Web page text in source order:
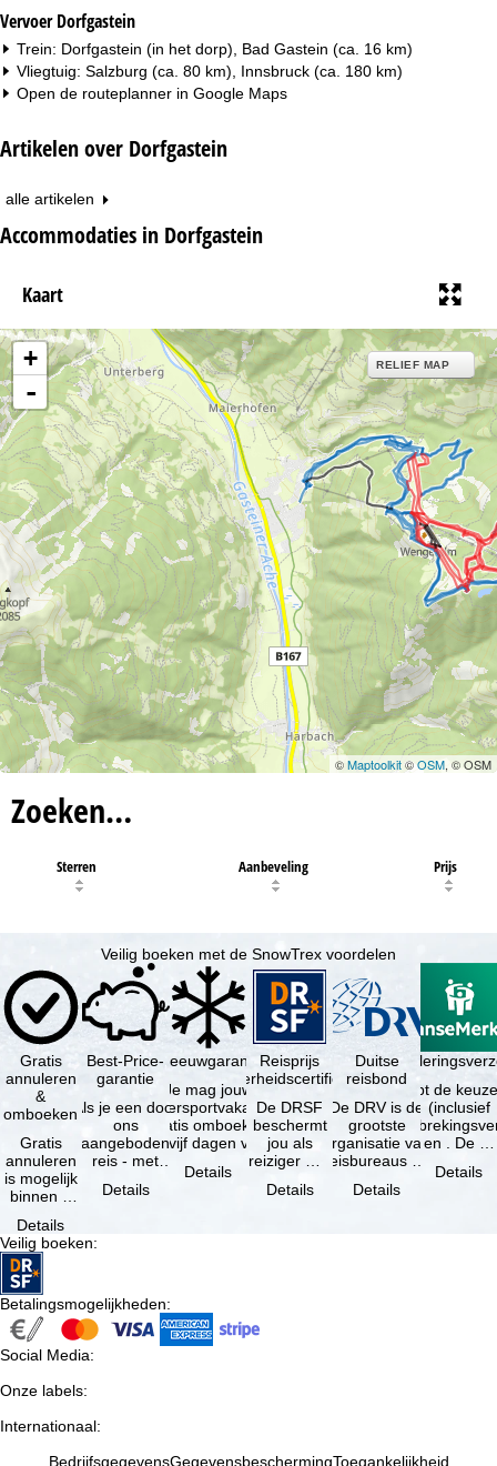
Vervoer Dorfgastein
Trein: Dorfgastein (in het dorp), Bad Gastein (ca. 16 km)
Vliegtuig: Salzburg (ca. 80 km), Innsbruck (ca. 180 km)
Open de routeplanner in Google Maps
Artikelen over Dorfgastein
alle artikelen
Accommodaties in Dorfgastein
Kaart
+
-
RELIEF MAP
©Maptoolkit©OSM, © OSM
Zoeken…
Sterren Aanbeveling Prijs
Veilig boeken met de SnowTrex voordelen
Gratis
annuleren
&
omboeken
Gratis
annuleren
is mogelijk
binnen 5
de
boeking,
als jouw
vakantie …
Details
Best-Price-
garantie
Als je een door
ons
aangeboden
reis - met
dezelfde inhoud
en
Details
Sneeuwgarantie
Je mag jouw
wintersportvakantie
gratis omboeken
als vijf dagen voor
Details
Reisprijs
zekerheidscertificaat
De DRSF
beschermt
jou als
reiziger met
pakketreis
Details
Duitse
reisbond
De DRV is de
grootste
organisatie van
reisbureaus en
in Duitsland. …
Details
Je hebt de
(inclusief
en . De …
Details
Veilig boeken:
Betalingsmogelijkheden:
Social Media:
Onze labels:
Internationaal:
BedrijfsgegevensGegevensbeschermingToegankelijkheid